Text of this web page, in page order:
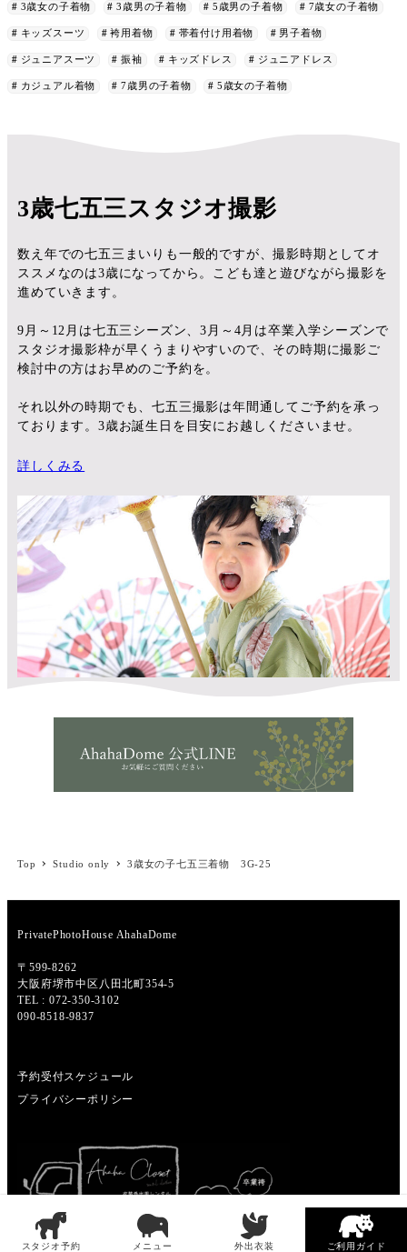
3歳女の子着物 3歳男の子着物 5歳男の子着物 7歳女の子着物
キッズスーツ 袴用着物 帯着付け用着物 男子着物
ジュニアスーツ 振袖 キッズドレス ジュニアドレス
カジュアル着物 7歳男の子着物 5歳女の子着物
3歳七五三スタジオ撮影
数え年での七五三まいりも一般的ですが、撮影時期としてオ
ススメなのは3歳になってから。こども達と遊びながら撮影を
進めていきます。
9月～12月は七五三シーズン、3月～4月は卒業入学シーズンで
スタジオ撮影枠が早くうまりやすいので、その時期に撮影ご
検討中の方はお早めのご予約を。
それ以外の時期でも、七五三撮影は年間通してご予約を承っ
ております。3歳お誕生日を目安にお越しくださいませ。
詳しくみる
Top Studio only 3歳女の子七五三着物 3G-25
PrivatePhotoHouse AhahaDome
〒599-8262
大阪府堺市中区八田北町354-5
TEL : 072-350-3102
090-8518-9837
予約受付スケジュール
プライバシーポリシー
スタジオ予約 メニュー 外出衣装 ご利用ガイド